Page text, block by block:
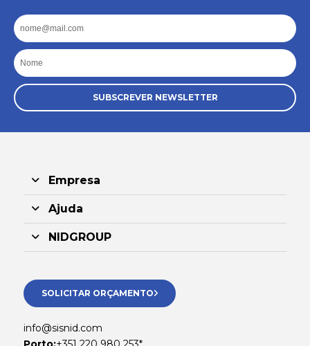
Email
Nome
SUBSCREVER NEWSLETTER
Empresa
Ajuda
NIDGROUP
SOLICITAR ORÇAMENTO
info@sisnid.com